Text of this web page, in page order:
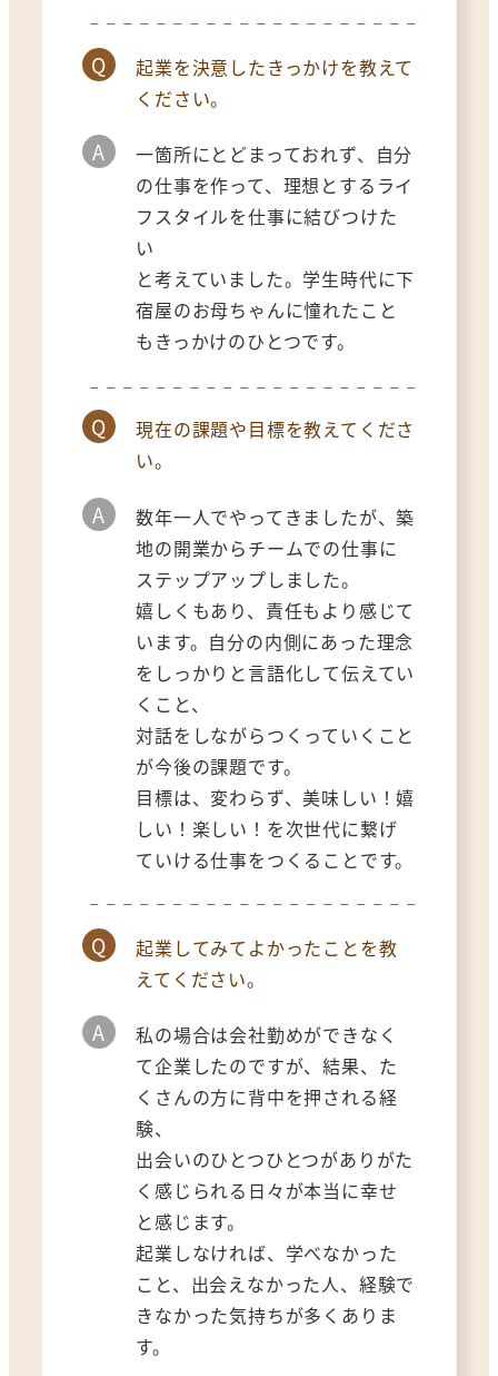
Q
起業を決意したきっかけを教えて
ください。
A
一箇所にとどまっておれず、自分
の仕事を作って、理想とするライ
フスタイルを仕事に結びつけた
い
と考えていました。学生時代に下
宿屋のお母ちゃんに憧れたこと
もきっかけのひとつです。
Q
現在の課題や目標を教えてくださ
い。
A
数年一人でやってきましたが、築
地の開業からチームでの仕事に
ステップアップしました。
嬉しくもあり、責任もより感じて
います。自分の内側にあった理念
をしっかりと言語化して伝えてい
くこと、
対話をしながらつくっていくこと
が今後の課題です。
目標は、変わらず、美味しい！嬉
しい！楽しい！を次世代に繋げ
ていける仕事をつくることです。
Q
起業してみてよかったことを教
えてください。
A
私の場合は会社勤めができなく
て企業したのですが、結果、た
くさんの方に背中を押される経
験、
出会いのひとつひとつがありがた
く感じられる日々が本当に幸せ
と感じます。
起業しなければ、学べなかった
こと、出会えなかった人、経験で
きなかった気持ちが多くありま
す。